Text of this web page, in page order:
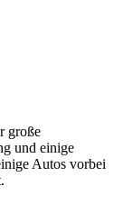
große
und einige
Autos vorbei